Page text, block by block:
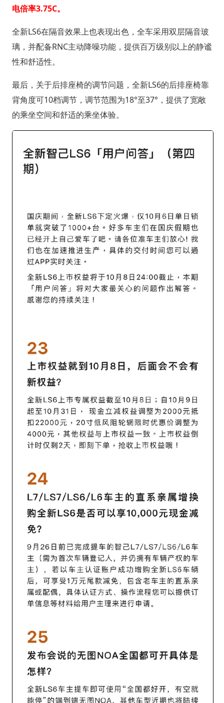
电倍率3.75C。
全新LS6在隔音效果上也表现出色，全车采用双层隔音玻
璃，并配备RNC主动降噪功能，提供百万级别以上的静谧
性和舒适性。
最后，关于后排座椅的调节问题，全新LS6的后排座椅靠
背角度可10档调节，调节范围为18°至37°，提供了宽敞
的乘坐空间和舒适的乘坐体验。